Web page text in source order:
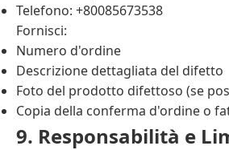
Telefono: +80085673538
Fornisci:
Numero d'ordine
Descrizione dettagliata del difetto
Foto del prodotto difettoso (se
Copia della conferma d'ordine o
9. Responsabilità e